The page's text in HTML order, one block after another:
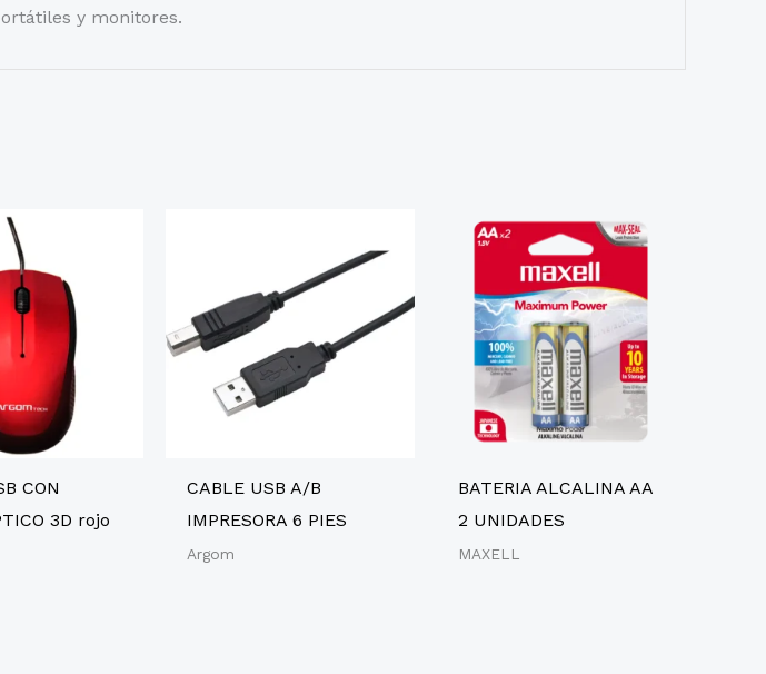
y monitores.
CON
3D rojo
CABLE USB A/B
IMPRESORA 6 PIES
Argom
BATERIA ALCALINA AA
2 UNIDADES
MAXELL